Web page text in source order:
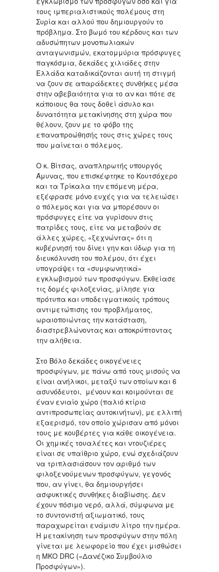
τους ιμπεριαλιστικούς πολέμους στη
Συρία και αλλού που δημιουργούν το
πρόβλημα. Στο βωμό του κέρδους και των
αδυσώπητων μονοπωλιακών
ανταγωνισμών, εκατομμύρια πρόσφυγες
παγκόσμια, δεκάδες χιλιάδες στην
Ελλάδα καταδικάζονται αυτή τη στιγμή
να ζουν σε απαράδεκτες συνθήκες μέσα
στην αβεβαιότητα για το αν και πότε σε
κάποιους θα τους δοθεί άσυλο και
δυνατότητα μετακίνησης στη χώρα που
θέλουν, ζουν με το φόβο της
επαναπροώθησής τους στις χώρες τους
που μαίνεται ο πόλεμος.
Ο κ. Βίτσας, αναπληρωτής υπουργός
Άμυνας, που επισκέφτηκε το Κουτσόχερο
και τα Τρίκαλα την επόμενη μέρα,
εξέφρασε μόνο ευχές για να τελειώσει
ο πόλεμος και για να μπορέσουν οι
πρόσφυγες είτε να γυρίσουν στις
πατρίδες τους, είτε να μεταβούν σε
άλλες χώρες, «ξεχνώντας» ότι η
κυβέρνησή του δίνει γην και ύδωρ για τη
διευκόλυνση του πολέμου, ότι έχει
υπογράψει τα «συμφωνητικά»
εγκλωβισμού των προσφύγων. Εκθείασε
τις δομές φιλοξενίας, μίλησε για
πρότυπα και υποδειγματικούς τρόπους
αντιμετώπισης του προβλήματος,
ωραιοποιώντας την κατάσταση,
διαστρεβλώνοντας και αποκρύπτοντας
την αλήθεια.
Στο Βόλο δεκάδες οικογένειες
προσφύγων, με πάνω από τους μισούς να
είναι ανήλικοι, μεταξύ των οποίων και 6
ασυνόδευτοι, μένουν και κοιμούνται σε
έναν ενιαίο χώρο (παλιό κτίριο
αντιπροσωπείας αυτοκινήτων), με ελλιπή
εξαερισμό, τον οποίο χώρισαν από μόνοι
τους με κουβέρτες για κάθε οικογένεια.
Οι χημικές τουαλέτες και ντουζιέρες
είναι σε υπαίθριο χώρο, ενώ σχεδιάζουν
να τριπλασιάσουν τον αριθμό των
φιλοξενούμενων προσφύγων, γεγονός
που, αν γίνει, θα δημιουργήσει
ασφυκτικές συνθήκες διαβίωσης. Δεν
έχουν πόσιμο νερό, αλλά, σύμφωνα με
το συντονιστή αξιωματικό, τους
παραχωρείται ενάμισυ λίτρο την ημέρα.
Η μετακίνηση των προσφύγων στην πόλη
γίνεται με λεωφορείο που έχει μισθώσει
η ΜΚΟ DRC («Δανέζικο Συμβούλιο
Προσφύγων»).